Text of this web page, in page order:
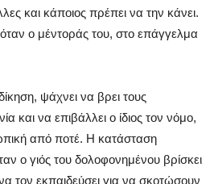
και κάποιος πρέπει να την κάνει.
ο μέντοράς του, στο επάγγελμα
ψάχνει να βρει τους
και να επιβάλλει ο ίδιος τον νόμο,
από ποτέ. Η κατάσταση
ο γιός του δολοφονημένου βρίσκει
τον εκπαιδεύσει για να σκοτώσουν